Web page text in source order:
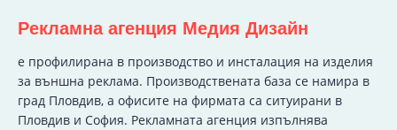
Рекламна агенция Медия Дизайн
e профилирана в производство и инсталация на изделия
за външна реклама. Производствената база се намира в
град Пловдив, а офисите на фирмата са ситуирани в
Пловдив и София. Рекламната агенция изпълнява